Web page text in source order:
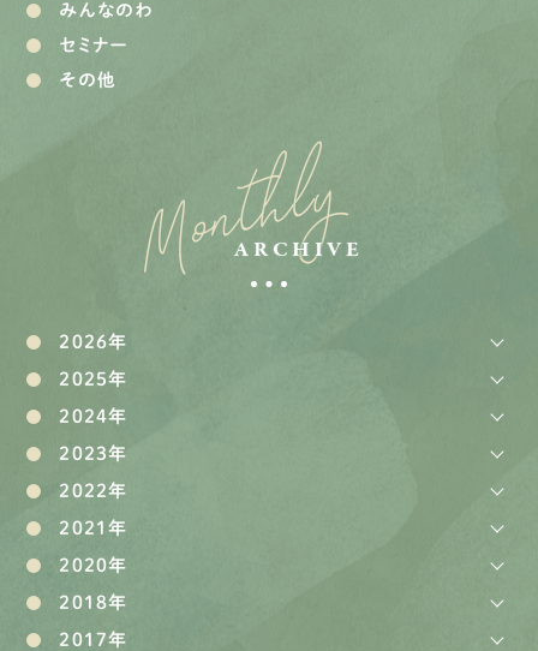
みんなのわ
セミナー
その他
Monthly
ARCHIVE
2026年
2025年
2024年
2023年
2022年
2021年
2020年
2018年
2017年